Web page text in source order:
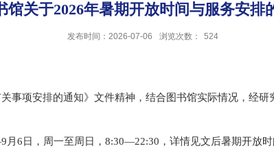
馆关于2026年暑期开放时间与服务安排
发布时间：2026-07-06 浏览次数： 524
事项安排的通知》文件精神，结合图书馆实际情况，经研
9 月 6 日，周一至周日， 8:30—22:30 ，详情见文后暑期开放时